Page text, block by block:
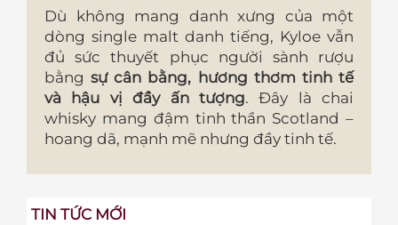
Dù không mang danh xưng của một
dòng single malt danh tiếng, Kyloe vẫn
đủ sức thuyết phục người sành rượu
bằngsự cân bằng, hương thơm tinh tế
và hậu vị đầy ấn tượng. Đây là chai
whisky mang đậm tinh thần Scotland –
hoang dã, mạnh mẽ nhưng đầy tinh tế.
TIN TỨC MỚI